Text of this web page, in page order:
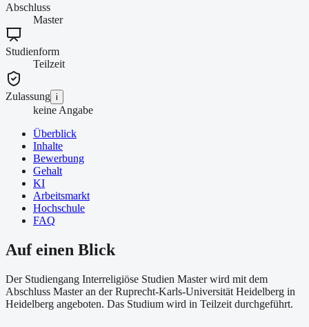
Abschluss
Master
Studienform
Teilzeit
Zulassung i
keine Angabe
Überblick
Inhalte
Bewerbung
Gehalt
KI
Arbeitsmarkt
Hochschule
FAQ
Auf einen Blick
Der Studiengang Interreligiöse Studien Master wird mit dem
Abschluss Master an der Ruprecht-Karls-Universität Heidelberg in
Heidelberg angeboten. Das Studium wird in Teilzeit durchgeführt.